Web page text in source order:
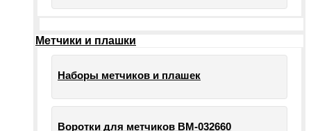
Метчики и плашки
Наборы метчиков и плашек
Воротки для метчиков ВМ-032660